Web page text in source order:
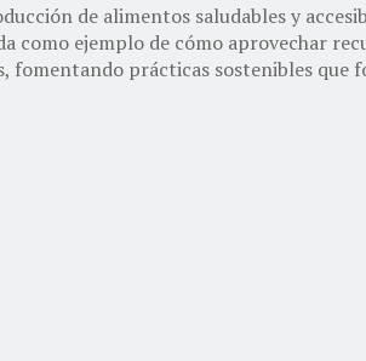
de alimentos saludables y
ejemplo de cómo aprovechar
prácticas sostenibles que